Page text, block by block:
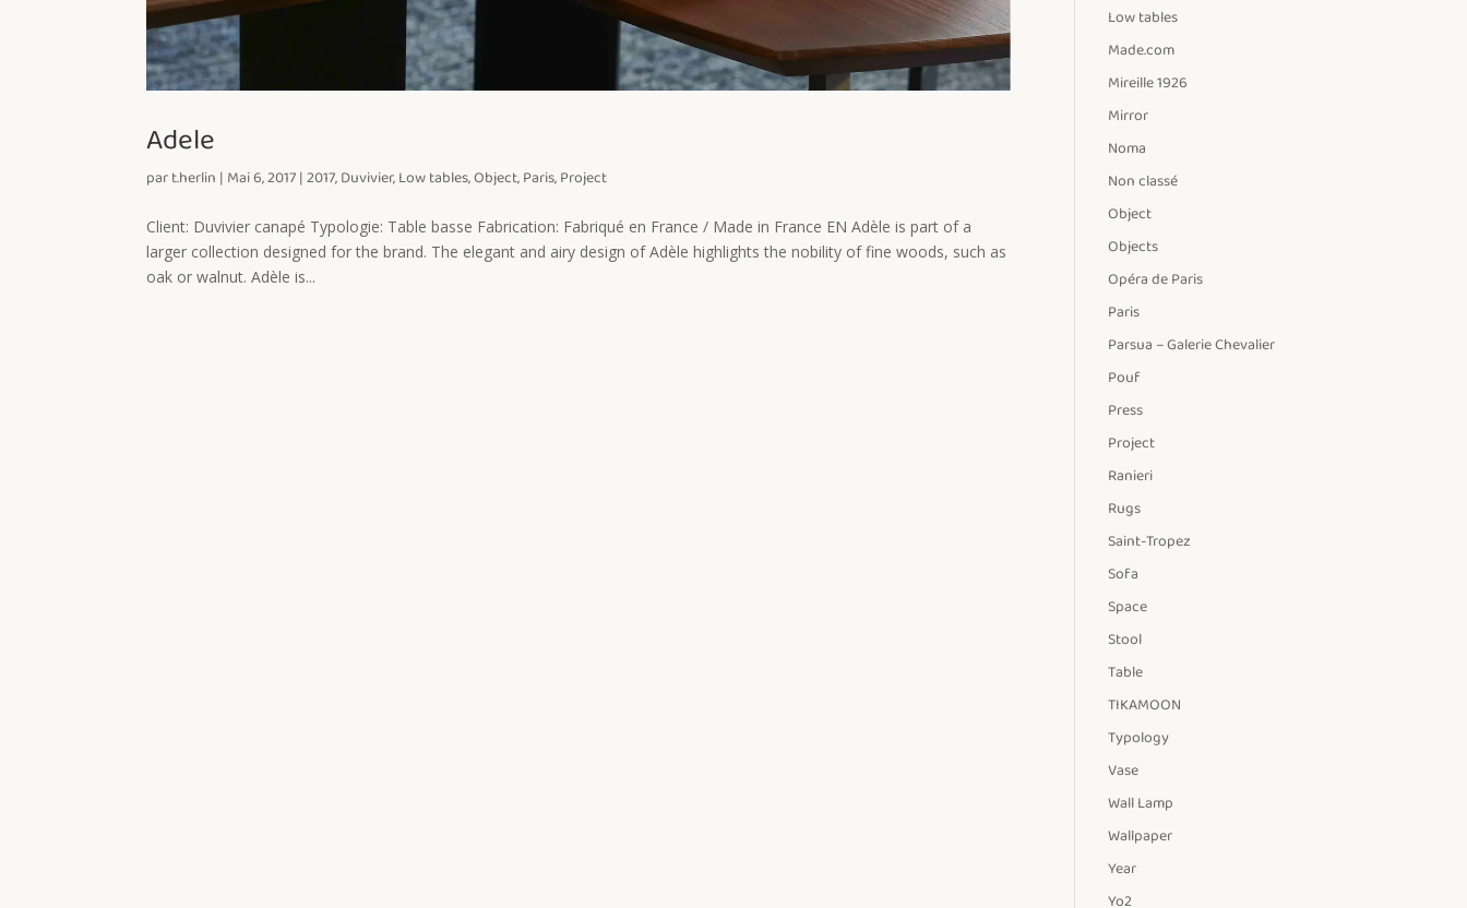
Adele
part.herlin | Mai 6, 2017|2017,Duvivier,Low tables,Object,Paris,Project
Client: Duvivier canapé Typologie: Table basse Fabrication: Fabriqué en France / Made in France EN Adèle is part of a
larger collection designed for the brand. The elegant and airy design of Adèle highlights the nobility of fine woods, such as
oak or walnut. Adèle is...
Low tables
Made.com
Mireille 1926
Mirror
Noma
Non classé
Object
Objects
Opéra de Paris
Paris
Parsua – Galerie Chevalier
Pouf
Press
Project
Ranieri
Rugs
Saint-Tropez
Sofa
Space
Stool
Table
TIKAMOON
Typology
Vase
Wall Lamp
Wallpaper
Year
Yo2